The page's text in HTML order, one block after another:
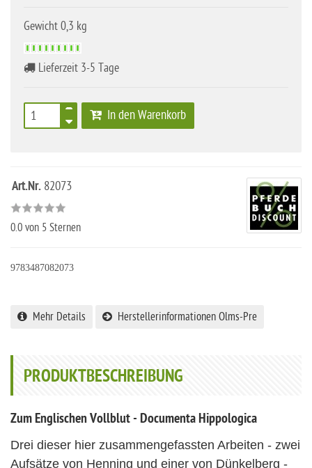
Gewicht 0,3 kg
Lieferzeit 3-5 Tage
In den Warenkorb
Art.Nr. 82073
0.0 von 5 Sternen
9783487082073
Mehr Details Herstellerinformationen Olms-Pre
PRODUKTBESCHREIBUNG
Zum Englischen Vollblut - Documenta Hippologica
Drei dieser hier zusammengefassten Arbeiten - zwei
Aufsätze von Henning und einer von Dünkelberg -